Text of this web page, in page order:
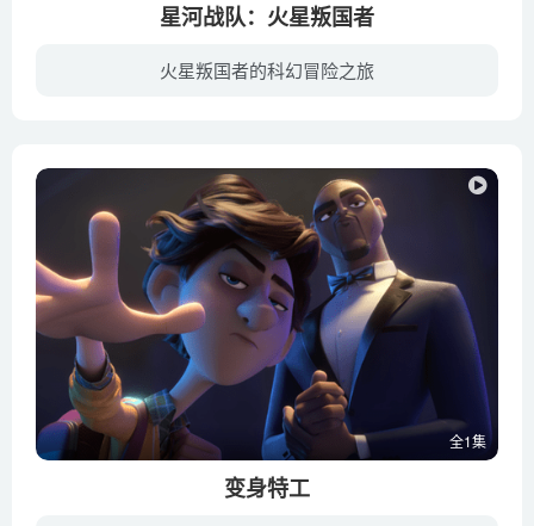
星河战队：火星叛国者
火星叛国者的科幻冒险之旅
全1集
变身特工